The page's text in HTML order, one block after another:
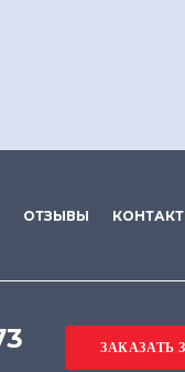
ОТЗЫВЫ